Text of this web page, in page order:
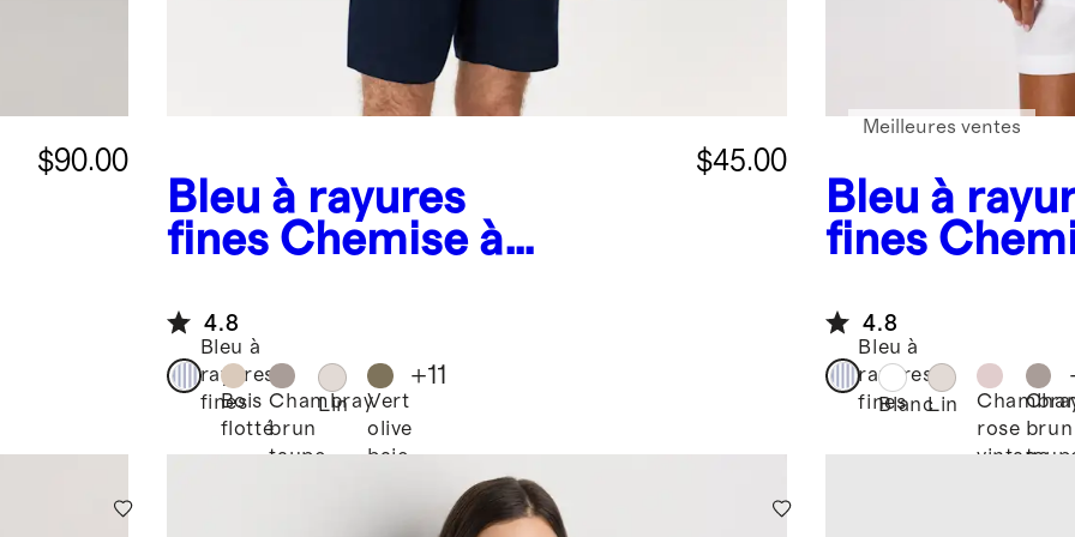
$90.00
Bleu à rayures
fines Chemise à
décontractée 100 % lin
européen
$45.00
4.8
Bleu à
rayures
fines
Bois
flotté
Chambray
brun
taupe
Lin
Vert
olive
baie
+11
Bleu à
fines
lin européen
Meilleures ventes
4.8
Bleu à
rayures
fines
BlancLin
rose
vintage
brun